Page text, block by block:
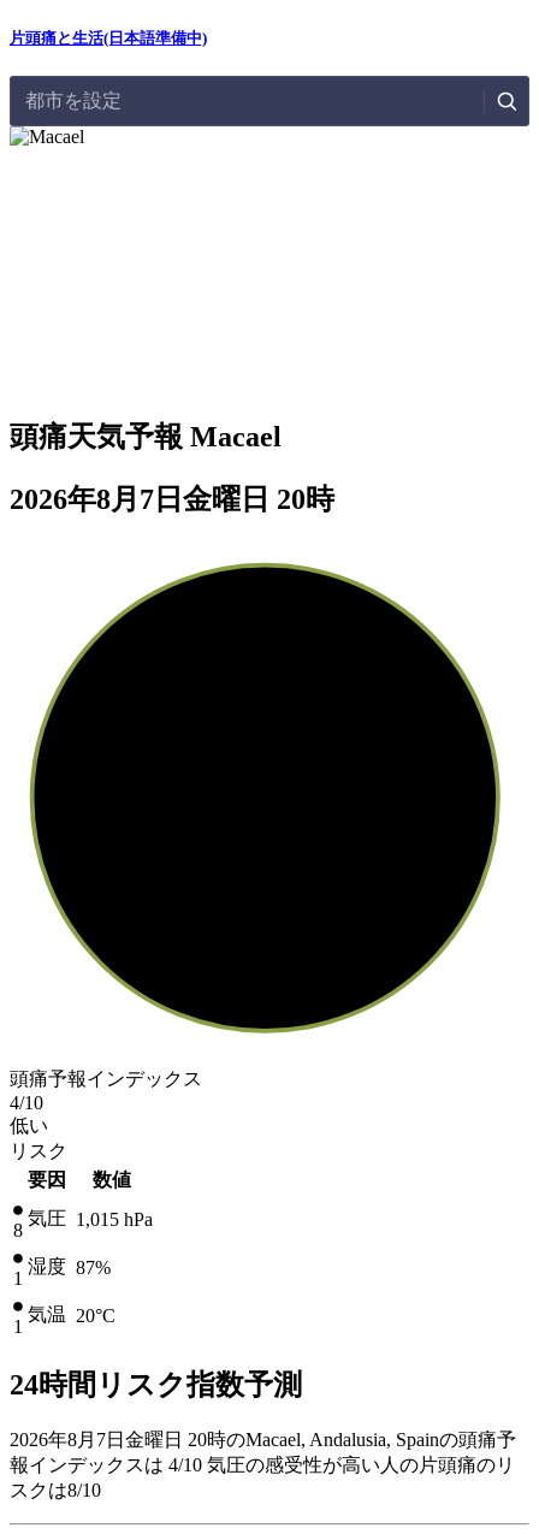
片頭痛と生活(日本語準備中)
都市を設定
頭痛天気予報 Macael
2026年8月7日金曜日 20時
頭痛予報インデックス
4/10
低い
リスク
要因
数値
8
気圧 1,015 hPa
1
湿度 87%
1
気温 20°C
24時間リスク指数予測
2026年8月7日金曜日 20時のMacael, Andalusia, Spainの頭痛予
報インデックスは 4/10 気圧の感受性が高い人の片頭痛のリ
スクは8/10